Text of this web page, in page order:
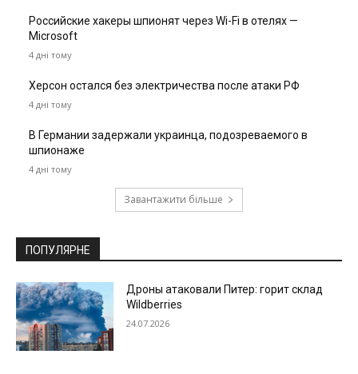
Российские хакеры шпионят через Wi-Fi в отелях —
Microsoft
4 дні тому
Херсон остался без электричества после атаки РФ
4 дні тому
В Германии задержали украинца, подозреваемого в
шпионаже
4 дні тому
Завантажити більше
ПОПУЛЯРНЕ
Дроны атаковали Питер: горит склад
Wildberries
24.07.2026